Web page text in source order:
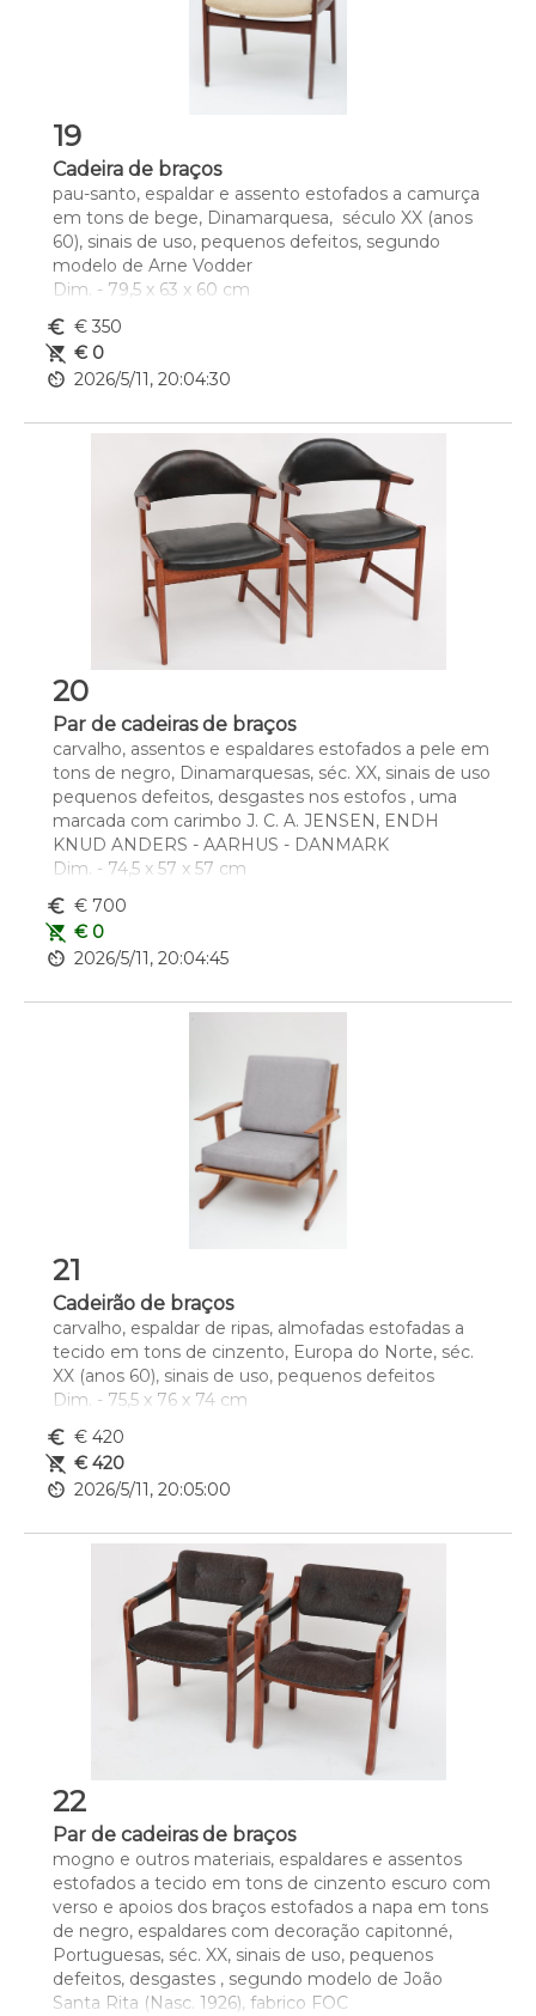
19
Cadeira de braços
pau-santo, espaldar e assento estofados a camurça
em tons de bege, Dinamarquesa,  século XX (anos
60), sinais de uso, pequenos defeitos, segundo
modelo de Arne Vodder
Dim. - 79,5 x 63 x 60 cm
euro_symbol € 350
remove_shopping_cart € 0
av_timer 2026/5/11, 20:04:30
20
Par de cadeiras de braços
carvalho, assentos e espaldares estofados a pele em
tons de negro, Dinamarquesas, séc. XX, sinais de uso
pequenos defeitos, desgastes nos estofos , uma
marcada com carimbo J. C. A. JENSEN, ENDH
KNUD ANDERS - AARHUS - DANMARK
Dim. - 74,5 x 57 x 57 cm
euro_symbol € 700
remove_shopping_cart € 0
av_timer 2026/5/11, 20:04:45
21
Cadeirão de braços
carvalho, espaldar de ripas, almofadas estofadas a
tecido em tons de cinzento, Europa do Norte, séc.
XX (anos 60), sinais de uso, pequenos defeitos
Dim. - 75,5 x 76 x 74 cm
euro_symbol € 420
remove_shopping_cart € 420
av_timer 2026/5/11, 20:05:00
22
Par de cadeiras de braços
mogno e outros materiais, espaldares e assentos
estofados a tecido em tons de cinzento escuro com
verso e apoios dos braços estofados a napa em tons
de negro, espaldares com decoração capitonné,
Portuguesas, séc. XX, sinais de uso, pequenos
defeitos, desgastes , segundo modelo de João
Santa Rita (Nasc. 1926), fabrico FOC